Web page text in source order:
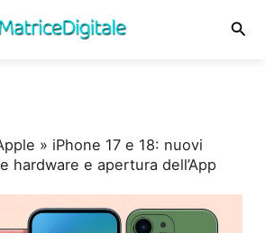
» iPhone 17 e 18: nuovi
hardware e apertura dell’App